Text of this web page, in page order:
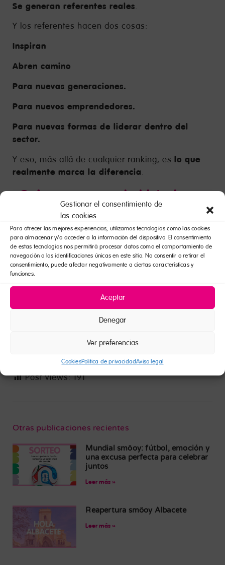
Gestionar el consentimiento de
las cookies
Para ofrecer las mejores experiencias, utilizamos tecnologías como las cookies
para almacenar y/o acceder a la información del dispositivo. El consentimiento
de estas tecnologías nos permitirá procesar datos como el comportamiento de
navegación o las identificaciones únicas en este sitio. No consentir o retirar el
consentimiento, puede afectar negativamente a ciertas características y
funciones.
Aceptar
Denegar
Ver preferencias
CookiesPolítica de privacidadAviso legal
Se generan referentes reales.
Y los referentes hacen dos cosas:
Inspiran
Abren camino
Para nuevas generaciones.
Para nuevos emprendedores.
Para nuevas formas de liderar dentro del
sector.
Y eso, más allá de cualquier ranking, es lo que
realmente marca la diferencia.
¿Quieres conocer la historia
completa?
Si te interesael mundo de la franquicia, el
emprendimiento o entender cómo seconstruyen
marcas con recorrido real, merece la pena leer
el reportaje completo.
artículo de la revista Emprendedores
conoce en detalle la visión de Nuria Martínez
sobre crecimiento e internacionalización.
Porque hay historias que se resumen.
merece la pena leer bien
Post Views: 191
Otras publicaciones recientes
Mundial smöoy: fútbol, emoción y
una excusa perfecta para celebrar
juntos
Leer más »
Reapertura smöoy Albacete
Leer más »